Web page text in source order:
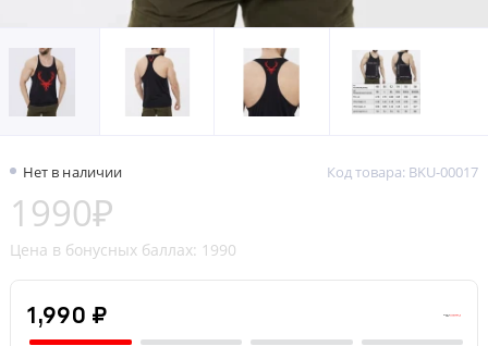
Нет в наличии Код товара: BKU-00017
1990₽
Цена в бонусных баллах: 1990
1,990 ₽